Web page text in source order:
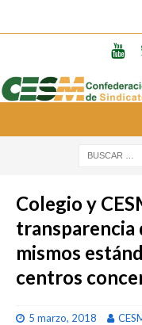
Colegio y
transparencia
mismos
centros
5 marzo, 2018